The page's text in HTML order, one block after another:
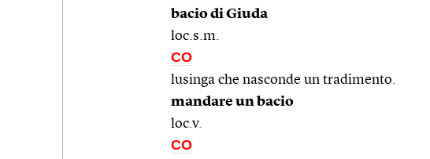
bacio di Giuda
loc.s.m.
CO
lusinga che nasconde un tradimento.
mandare un bacio
loc.v.
CO